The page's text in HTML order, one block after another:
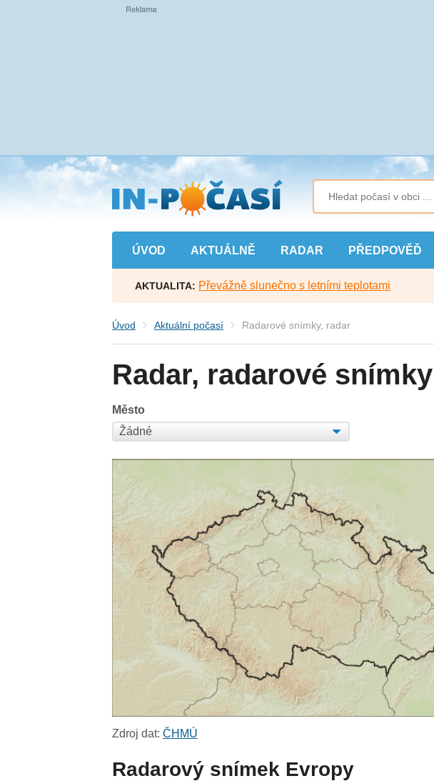
Přejít
na
hlavní
obsah
ÚVOD AKTUÁLNĚ RADAR PŘEDPOVĚĎ
AKTUALITA: Převážně slunečno s letními teplotami
Úvod Aktuální počasí Radarové snímky, radar
Radar, radarové snímky
Město
Zdroj dat:ČHMÚ
Radarový snímek Evropy